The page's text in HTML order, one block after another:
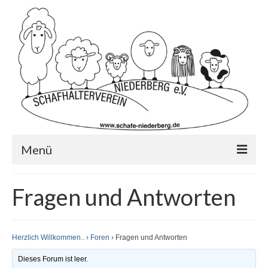
Menü
Wer wir sind?…
Mitglied werden?
Fragen und Antworten
Herzlich Willkommen.. › Foren › Fragen und Antworten
Dieses Forum ist leer.